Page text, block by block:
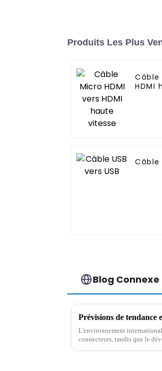
Produits Les Plus
Câble
HDMI
Câble
Blog Connexe
Prévisions de tendance
L'environnement
connecteurs, tandis que le